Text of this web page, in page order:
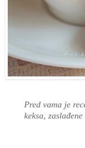
Pred vama je
keksa,